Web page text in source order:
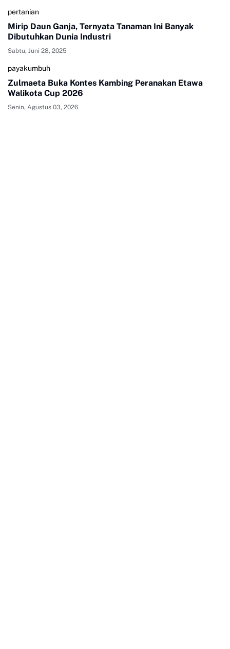
pertanian
Mirip Daun Ganja, Ternyata Tanaman Ini Banyak
Dibutuhkan Dunia Industri
Sabtu, Juni 28, 2025
payakumbuh
Zulmaeta Buka Kontes Kambing Peranakan Etawa
Walikota Cup 2026
Senin, Agustus 03, 2026